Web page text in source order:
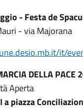
-Festa de
- via Majorana
it/
DELLA PACE
Aperta
a piazza